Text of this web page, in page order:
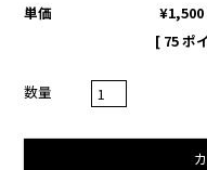
単価
¥1,500
[ 75ポ